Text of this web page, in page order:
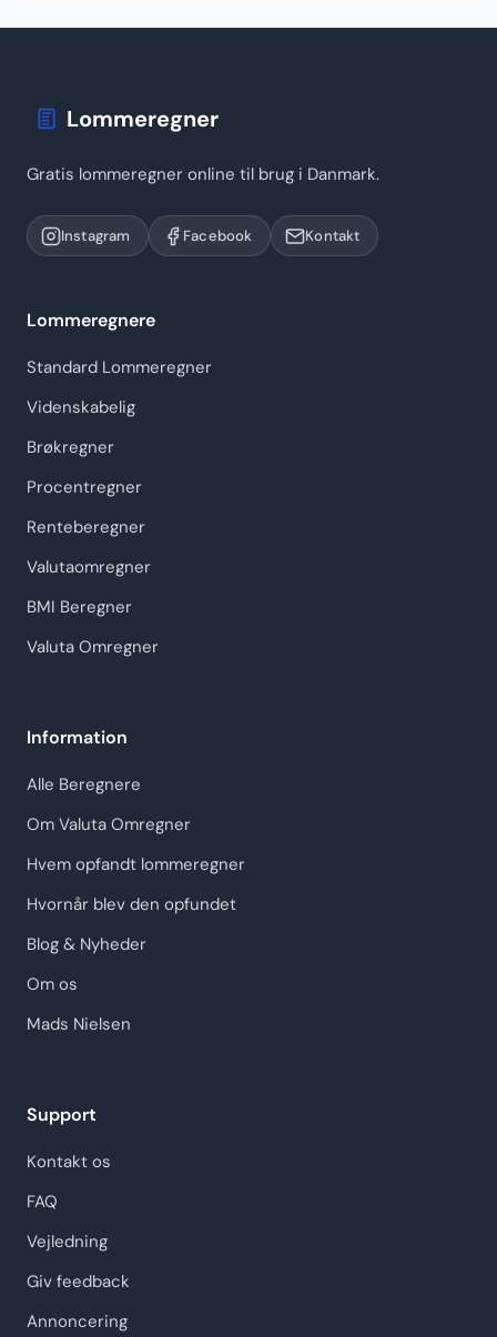
Lommeregner
Gratis lommeregner online til brug i Danmark.
Instagram Facebook Kontakt
Lommeregnere
Standard Lommeregner
Videnskabelig
Brøkregner
Procentregner
Renteberegner
Valutaomregner
BMI Beregner
Valuta Omregner
Information
Alle Beregnere
Om Valuta Omregner
Hvem opfandt lommeregner
Hvornår blev den opfundet
Blog & Nyheder
Om os
Mads Nielsen
Support
Kontakt os
FAQ
Vejledning
Giv feedback
Annoncering